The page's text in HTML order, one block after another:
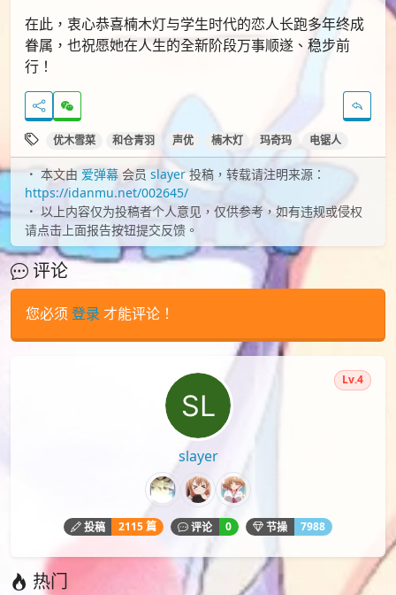
在此，衷心恭喜楠木灯与学生时代的恋人长跑多年终成
眷属，也祝愿她在人生的全新阶段万事顺遂、稳步前
行！
优木雪菜 和仓青羽 声优 楠木灯 玛奇玛 电锯人
本文由 爱弹幕 会员 slayer投稿，转载请注明来源：
https://idanmu.net/002645/
以上内容仅为投稿者个人意见，仅供参考，如有违规或侵权
请点击上面报告按钮提交反馈。
评论
您必须 登录 才能评论！
slayer
Lv.4
投稿 2115 篇 评论 0 节操 7988
热门